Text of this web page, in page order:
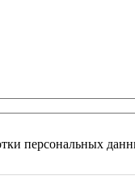
персональных